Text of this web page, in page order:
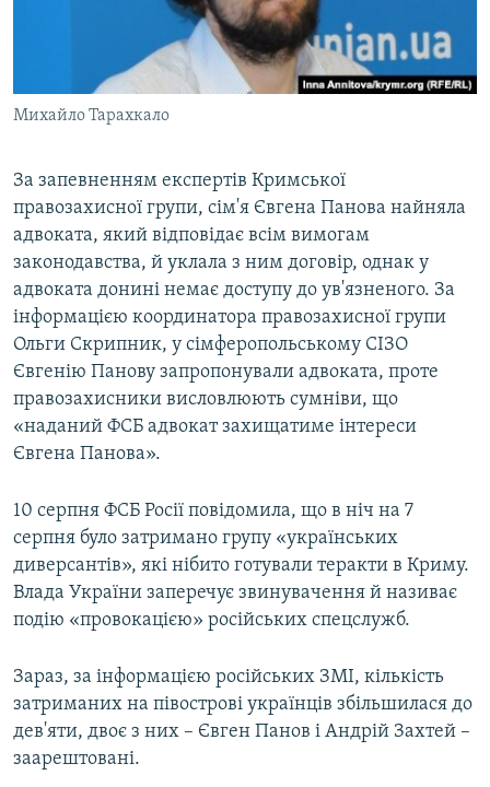
Михайло Тарахкало
За запевненням експертів Кримської
правозахисної групи, сім'я Євгена Панова найняла
адвоката, який відповідає всім вимогам
законодавства, й уклала з ним договір, однак у
адвоката донині немає доступу до ув'язненого. За
інформацією координатора правозахисної групи
Ольги Скрипник, у сімферопольському СІЗО
Євгенію Панову запропонували адвоката, проте
правозахисники висловлюють сумніви, що
«наданий ФСБ адвокат захищатиме інтереси
Євгена Панова».
10 серпня ФСБ Росії повідомила, що в ніч на 7
серпня було затримано групу «українських
диверсантів», які нібито готували теракти в Криму.
Влада України заперечує звинувачення й називає
подію «провокацією» російських спецслужб.
Зараз, за інформацією російських ЗМІ, кількість
затриманих на півострові українців збільшилася до
дев'яти, двоє з них – Євген Панов і Андрій Захтей –
заарештовані.